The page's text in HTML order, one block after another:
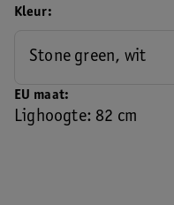
EU maat
Lighoogte: 82 cm
Kleur
Stone green, wit